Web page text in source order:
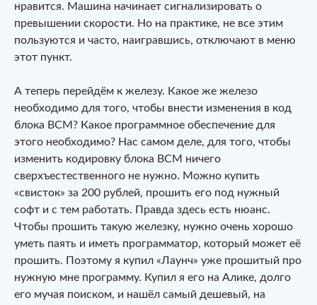
нравится. Машина начинает сигнализировать о
превышении скорости. Но на практике, не все этим
пользуются и часто, наигравшись, отключают в меню
этот пункт.
А теперь перейдём к железу. Какое же железо
необходимо для того, чтобы внести изменения в код
блока BCM? Какое программное обеспечение для
этого необходимо? Нас самом деле, для того, чтобы
изменить кодировку блока BCM ничего
сверхъестественного не нужно. Можно купить
«свисток» за 200 рублей, прошить его под нужный
софт и с тем работать. Правда здесь есть нюанс.
Чтобы прошить такую железку, нужно очень хорошо
уметь паять и иметь программатор, который может её
прошить. Поэтому я купил «Лаунч» уже прошитый про
нужную мне программу. Купил я его на Алике, долго
его мучая поиском, и нашёл самый дешевый, на